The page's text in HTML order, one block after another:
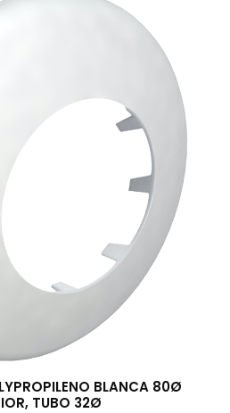
BLANCA 80Ø
TUBO 32Ø